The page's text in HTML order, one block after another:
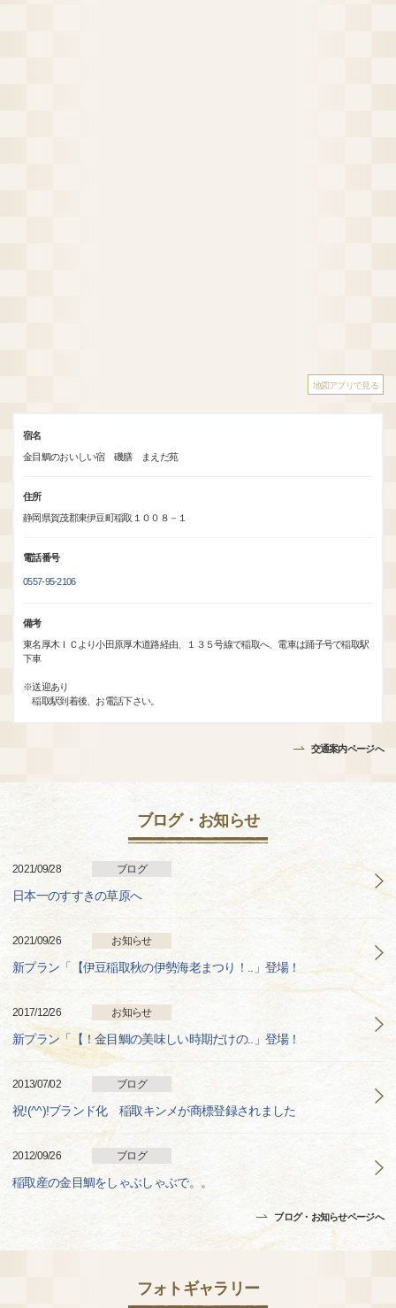
地図アプリで見る
宿名
金目鯛のおいしい宿 磯膳 まえだ苑
住所
静岡県賀茂郡東伊豆町稲取１００８－１
電話番号
0557-95-2106
備考
東名厚木ＩＣより小田原厚木道路経由、１３５号線で稲取へ、電車は踊子号で稲取駅
下車
※送迎あり
稲取駅到着後、お電話下さい。
交通案内ページへ
ブログ・お知らせ
2021/09/28 ブログ
日本一のすすきの草原へ
2021/09/26 お知らせ
新プラン「【伊豆稲取秋の伊勢海老まつり！..」登場！
2017/12/26 お知らせ
新プラン「【！金目鯛の美味しい時期だけの..」登場！
2013/07/02 ブログ
祝!(^^)!ブランド化 稲取キンメが商標登録されました
2012/09/26 ブログ
稲取産の金目鯛をしゃぶしゃぶで。。
ブログ・お知らせページへ
フォトギャラリー